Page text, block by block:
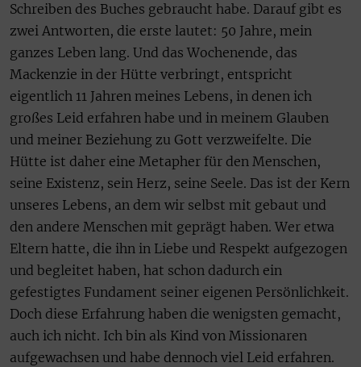
Schreiben des Buches gebraucht habe. Darauf gibt es
zwei Antworten, die erste lautet: 50 Jahre, mein
ganzes Leben lang. Und das Wochenende, das
Mackenzie in der Hütte verbringt, entspricht
eigentlich 11 Jahren meines Lebens, in denen ich
großes Leid erfahren habe und in meinem Glauben
und meiner Beziehung zu Gott verzweifelte. Die
Hütte ist daher eine Metapher für den Menschen,
seine Existenz, sein Herz, seine Seele. Das ist der Kern
unseres Lebens, an dem wir selbst mit gebaut und
den andere Menschen mit geprägt haben. Wer etwa
Eltern hatte, die ihn in Liebe und Respekt aufgezogen
und begleitet haben, hat schon dadurch ein
gefestigtes Fundament seiner eigenen Persönlichkeit.
Doch diese Erfahrung haben die wenigsten gemacht,
auch ich nicht. Ich bin als Kind von Missionaren
aufgewachsen und habe dennoch viel Leid erfahren.